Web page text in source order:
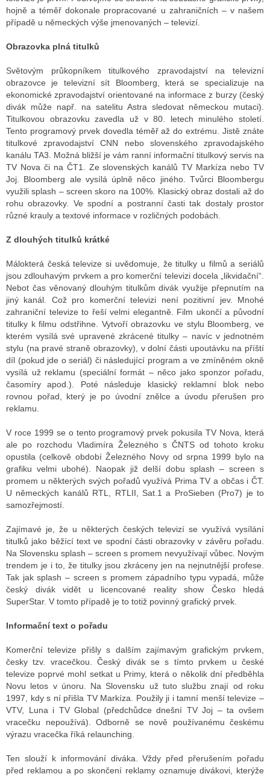
hojně a téměř dokonale propracované u zahraničních – v našem
případě u německých výše jmenovaných – televizí.
Obrazovka plná titulků
Světovým průkopníkem titulkového zpravodajství na televizní
obrazovce je televizní sít Bloomberg, která se specializuje na
ekonomické zpravodajství orientované na informace z burzy (český
divák může např. na satelitu Astra sledovat německou mutaci).
Titulkovou obrazovku zavedla už v 80. letech minulého století.
Tento programový prvek dovedla téměř až do extrému. Jistě znáte
titulkové zpravodajství CNN nebo slovenského zpravodajského
kanálu TA3. Možná bližší je vám ranní informační titulkový servis na
TV Nova či na ČT1. Ze slovenských kanálů TV Markíza nebo TV
Joj. Bloomberg ale vysílá úplně něco jiného. Tvůrci Bloombergu
využili splash – screen skoro na 100%. Klasický obraz dostali až do
rohu obrazovky. Ve spodní a postranní časti tak dostaly prostor
různé krauly a textové informace v rozličných podobách.
Z dlouhých titulků krátké
Málokterá česká televize si uvědomuje, že titulky u filmů a seriálů
jsou zdlouhavým prvkem a pro komerční televizi docela „likvidační“.
Nebot čas věnovaný dlouhým titulkům divák využije přepnutím na
jiný kanál. Což pro komerční televizi není pozitivní jev. Mnohé
zahraniční televize to řeší velmi elegantně. Film ukončí a původní
titulky k filmu odstřihne. Vytvoří obrazovku ve stylu Bloomberg, ve
kterém vysílá své upravené zkrácené titulky – navíc v jednotném
stylu (na pravé straně obrazovky), v dolní části upoutávku na příští
díl (pokud jde o seriál) či následující program a ve zmíněném okně
vysílá už reklamu (speciální formát – něco jako sponzor pořadu,
časomíry apod.). Poté následuje klasický reklamní blok nebo
rovnou pořad, který je po úvodní znělce a úvodu přerušen pro
reklamu.
V roce 1999 se o tento programový prvek pokusila TV Nova, která
ale po rozchodu Vladimíra Železného s ČNTS od tohoto kroku
opustila (celkově období Železného Novy od srpna 1999 bylo na
grafiku velmi ubohé). Naopak již delší dobu splash – screen s
promem u některých svých pořadů využívá Prima TV a občas i ČT.
U německých kanálů RTL, RTLII, Sat.1 a ProSieben (Pro7) je to
samozřejmostí.
Zajímavé je, že u některých českých televizí se využívá vysílání
titulků jako běžící text ve spodní části obrazovky v závěru pořadu.
Na Slovensku splash – screen s promem nevyužívají vůbec. Novým
trendem je i to, že titulky jsou zkráceny jen na nejnutnější profese.
Tak jak splash – screen s promem západního typu vypadá, může
český divák vidět u licencované reality show Česko hledá
SuperStar. V tomto případě je to totiž povinný grafický prvek.
Informační text o pořadu
Komerční televize přišly s dalším zajímavým grafickým prvkem,
česky tzv. vracečkou. Český divák se s tímto prvkem u české
televize poprvé mohl setkat u Primy, která o několik dní předběhla
Novu letos v únoru. Na Slovensku už tuto službu znají od roku
1997, kdy s ní přišla TV Markíza. Použily ji i tamní menší televize –
VTV, Luna i TV Global (předchůdce dnešní TV Joj – ta ovšem
vracečku nepoužívá). Odborně se nově používanému českému
výrazu vracečka říká relaunching.
Ten slouží k informování diváka. Vždy před přerušením pořadu
před reklamou a po skončení reklamy oznamuje divákovi, kterýže